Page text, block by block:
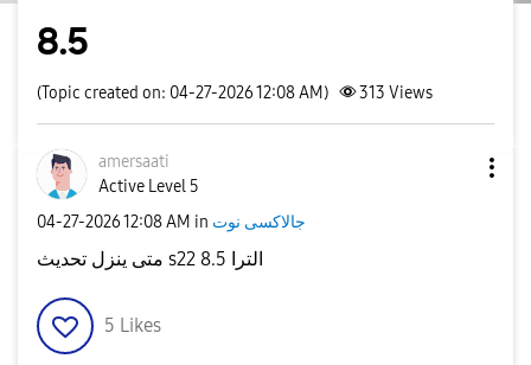
8.5
(Topic created on: 04-27-2026 12:08 AM) 313 Views
amersaati
Active Level 5
‎04-27-202612:08 AM in جالاكسى نوت
متى ينزل تحديث s22 الترا 8.5
5 Likes